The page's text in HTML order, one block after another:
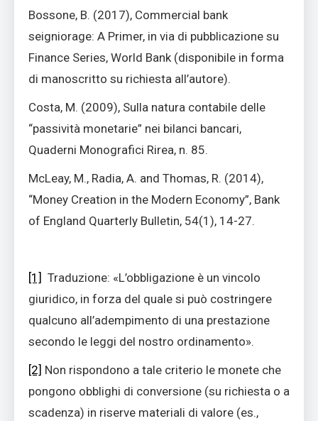
Bossone, B. (2017), Commercial bank
seigniorage: A Primer, in via di pubblicazione su
Finance Series, World Bank (disponibile in forma
di manoscritto su richiesta all’autore).
Costa, M. (2009), Sulla natura contabile delle
“passività monetarie” nei bilanci bancari,
Quaderni Monografici Rirea, n. 85.
McLeay, M., Radia, A. and Thomas, R. (2014),
“Money Creation in the Modern Economy”, Bank
of England Quarterly Bulletin, 54(1), 14-27.
[1] Traduzione: «L’obbligazione è un vincolo
giuridico, in forza del quale si può costringere
qualcuno all’adempimento di una prestazione
secondo le leggi del nostro ordinamento».
[2] Non rispondono a tale criterio le monete che
pongono obblighi di conversione (su richiesta o a
scadenza) in riserve materiali di valore (es.,